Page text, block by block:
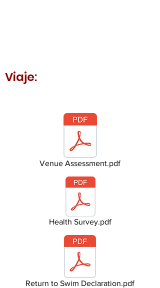
Viaje:
Venue Assessment.pdf
Health Survey.pdf
Return to Swim Declaration.pdf